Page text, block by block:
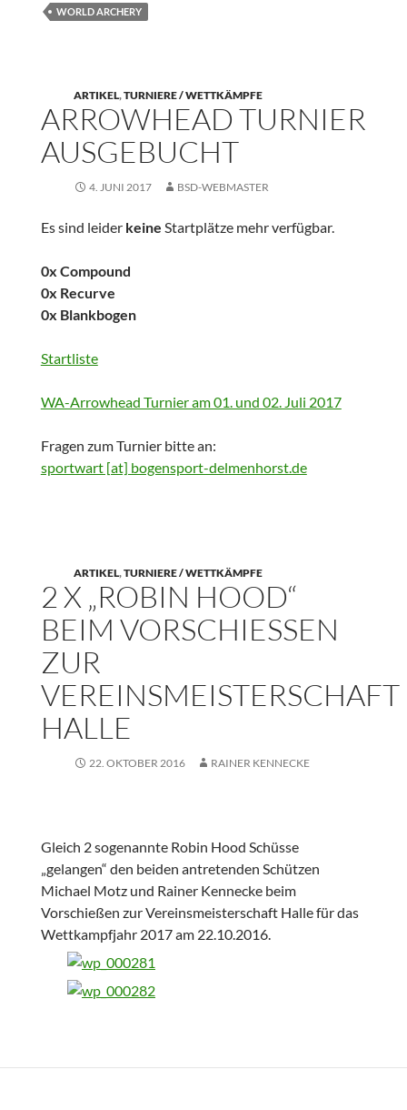
WORLD ARCHERY
ARTIKEL,TURNIERE / WETTKÄMPFE
ARROWHEAD TURNIER
AUSGEBUCHT
4. JUNI 2017 BSD-WEBMASTER
Es sind leider keine Startplätze mehr verfügbar.
0x Compound
0x Recurve
0x Blankbogen
Startliste
WA-Arrowhead Turnier am 01. und 02. Juli 2017
Fragen zum Turnier bitte an:
sportwart [at] bogensport-delmenhorst.de
ARTIKEL,TURNIERE / WETTKÄMPFE
2 X „ROBIN HOOD“
BEIM VORSCHIESSEN
ZUR
VEREINSMEISTERSCHAFT
HALLE
22. OKTOBER 2016 RAINER KENNECKE
Gleich 2 sogenannte Robin Hood Schüsse
„gelangen“ den beiden antretenden Schützen
Michael Motz und Rainer Kennecke beim
Vorschießen zur Vereinsmeisterschaft Halle für das
Wettkampfjahr 2017 am 22.10.2016.